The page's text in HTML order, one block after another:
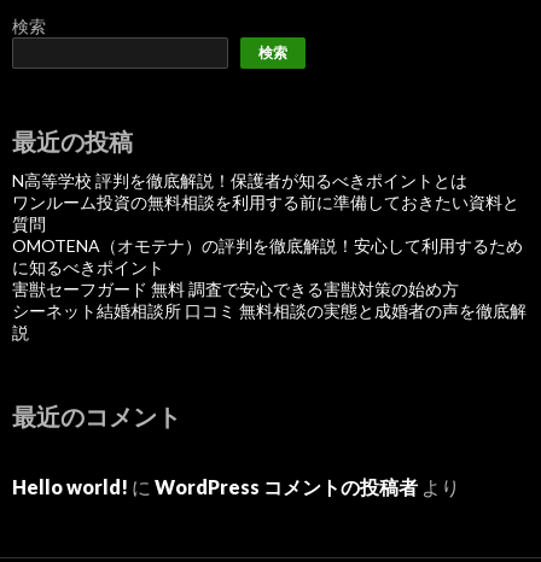
検索
検索
最近の投稿
N高等学校 評判を徹底解説！保護者が知るべきポイントとは
ワンルーム投資の無料相談を利用する前に準備しておきたい資料と
質問
OMOTENA（オモテナ）の評判を徹底解説！安心して利用するため
に知るべきポイント
害獣セーフガード 無料 調査で安心できる害獣対策の始め方
シーネット結婚相談所 口コミ 無料相談の実態と成婚者の声を徹底解
説
最近のコメント
Hello world! に WordPress コメントの投稿者 より